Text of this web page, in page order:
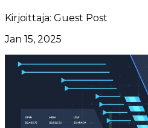
Kirjoittaja: Guest Post
Jan 15, 2025